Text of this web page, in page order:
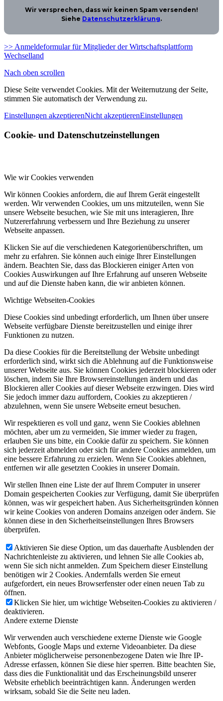
Wir versprechen, dass wir keinen Spam versenden!
Siehe Datenschutzerklärung.
>> Anmeldeformular für Mitglieder der Wirtschaftsplattform
Wechselland
Nach oben scrollen
Diese Seite verwendet Cookies. Mit der Weiternutzung der Seite,
stimmen Sie automatisch der Verwendung zu.
Einstellungen akzeptierenNicht akzeptierenEinstellungen
Cookie- und Datenschutzeinstellungen
Wie wir Cookies verwenden
Wir können Cookies anfordern, die auf Ihrem Gerät eingestellt
werden. Wir verwenden Cookies, um uns mitzuteilen, wenn Sie
unsere Webseite besuchen, wie Sie mit uns interagieren, Ihre
Nutzererfahrung verbessern und Ihre Beziehung zu unserer
Webseite anpassen.
Klicken Sie auf die verschiedenen Kategorienüberschriften, um
mehr zu erfahren. Sie können auch einige Ihrer Einstellungen
ändern. Beachten Sie, dass das Blockieren einiger Arten von
Cookies Auswirkungen auf Ihre Erfahrung auf unseren Webseite
und auf die Dienste haben kann, die wir anbieten können.
Wichtige Webseiten-Cookies
Diese Cookies sind unbedingt erforderlich, um Ihnen über unsere
Webseite verfügbare Dienste bereitzustellen und einige ihrer
Funktionen zu nutzen.
Da diese Cookies für die Bereitstellung der Website unbedingt
erforderlich sind, wirkt sich die Ablehnung auf die Funktionsweise
unserer Webseite aus. Sie können Cookies jederzeit blockieren oder
löschen, indem Sie Ihre Browsereinstellungen ändern und das
Blockieren aller Cookies auf dieser Webseite erzwingen. Dies wird
Sie jedoch immer dazu auffordern, Cookies zu akzeptieren /
abzulehnen, wenn Sie unsere Webseite erneut besuchen.
Wir respektieren es voll und ganz, wenn Sie Cookies ablehnen
möchten, aber um zu vermeiden, Sie immer wieder zu fragen,
erlauben Sie uns bitte, ein Cookie dafür zu speichern. Sie können
sich jederzeit abmelden oder sich für andere Cookies anmelden, um
eine bessere Erfahrung zu erzielen. Wenn Sie Cookies ablehnen,
entfernen wir alle gesetzten Cookies in unserer Domain.
Wir stellen Ihnen eine Liste der auf Ihrem Computer in unserer
Domain gespeicherten Cookies zur Verfügung, damit Sie überprüfen
können, was wir gespeichert haben. Aus Sicherheitsgründen können
wir keine Cookies von anderen Domains anzeigen oder ändern. Sie
können diese in den Sicherheitseinstellungen Ihres Browsers
überprüfen.
Aktivieren Sie diese Option, um das dauerhafte Ausblenden der
Nachrichtenleiste zu aktivieren, und lehnen Sie alle Cookies ab,
wenn Sie sich nicht anmelden. Zum Speichern dieser Einstellung
benötigen wir 2 Cookies. Andernfalls werden Sie erneut
aufgefordert, ein neues Browserfenster oder einen neuen Tab zu
öffnen.
Klicken Sie hier, um wichtige Webseiten-Cookies zu aktivieren /
deaktivieren.
Andere externe Dienste
Wir verwenden auch verschiedene externe Dienste wie Google
Webfonts, Google Maps und externe Videoanbieter. Da diese
Anbieter möglicherweise personenbezogene Daten wie Ihre IP-
Adresse erfassen, können Sie diese hier sperren. Bitte beachten Sie,
dass dies die Funktionalität und das Erscheinungsbild unserer
Website erheblich beeinträchtigen kann. Änderungen werden
wirksam, sobald Sie die Seite neu laden.